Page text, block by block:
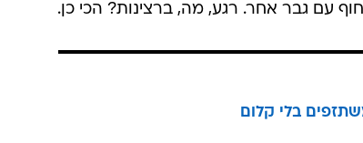
עם גבר אחר. רגע, מה, ברצינות? הכי כן.
בלי קלום